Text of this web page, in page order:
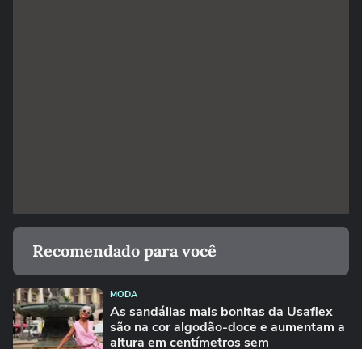
Recomendado para você
MODA
As sandálias mais bonitas da Usaflex
são na cor algodão-doce e aumentam a
altura em centímetros sem